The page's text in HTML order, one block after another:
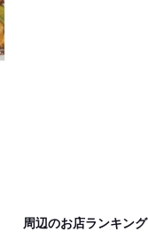
周辺のお店ランキング